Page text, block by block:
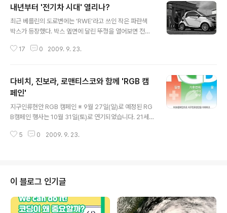
내년부터 '전기차 시대' 열리나?
최근 베를린의 도로변에는 ‘RWE’라고 쓰인 작은 파란색
박스가 등장했다. 박스 옆면에 달린 뚜껑을 열어보면 전기
다섯 개. 가전제품이나 노트북이 아니라 소형 전기 차인 ‘스
로드쇼’에 새로 개발한 전기 차 충전장치를 선보였다. 그리
고 다른 전기 차 로드쇼에서도 이와 비슷한 장치들이 다양
하게 전시되고 있다. 다른 전력회사 파텐팔(Vattenfall)과
BMW는 충전소와 함께 전기 차 ‘미니(Mini) E’를 시범 운
영하고 있다. 프랑스 전력회사 EDF와 도요타, 일본 전력회
사인 동경전력과 미쓰비시, 후지 중공업 등이 전기 차와 함
17 0 2009. 9. 23.
다비치, 진보라, 로맨티스코와 함께 'RGB 캠
페인'
지구인류현안 RGB 캠페인 ※ 9월 27일(일)로 예정된 RG
B캠페인 행사는 10월 31일(토)로 연기되었습니다. 21세
질병, 에너지, 물, 식량 등의 ‘지구와 인류의 현안’은 개인이
유도 공원에서 대중 캠페인을 개최한다고 22일 밝혔다.
단, 행사 당일 비가 오는 경우에 이번 ‘지구인류현안 RGB
캠페인’은 연기된다. ‘희망의 지구를 만드는 세 가지 색 RG
B ’라는 주제로 개최되는 이번 행사는 기존의 전시 위주의
5 0 2009. 9. 23.
이 블로그 인기글